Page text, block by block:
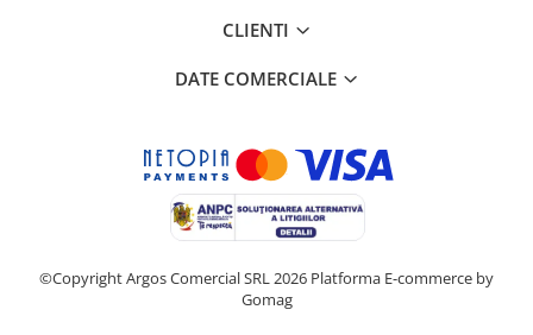
CLIENTI
DATE COMERCIALE
©Copyright Argos Comercial SRL 2026 Platforma E-commerce by
Gomag